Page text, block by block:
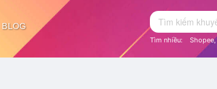
BLOG
Tìm nhiều: Shopee,